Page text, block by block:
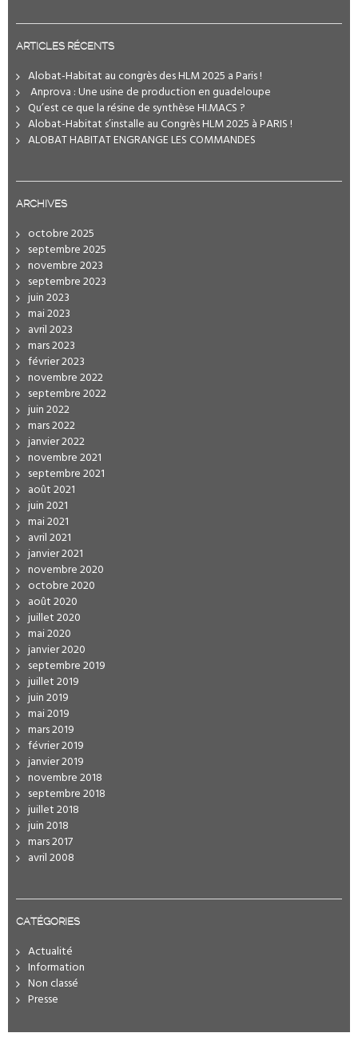
ARTICLES RÉCENTS
Alobat-Habitat au congrès des HLM 2025 a Paris !
️ Anprova : Une usine de production en guadeloupe
Qu’est ce que la résine de synthèse HI.MACS ?
Alobat-Habitat s’installe au Congrès HLM 2025 à PARIS !
ALOBAT HABITAT ENGRANGE LES COMMANDES
ARCHIVES
octobre 2025
septembre 2025
novembre 2023
septembre 2023
juin 2023
mai 2023
avril 2023
mars 2023
février 2023
novembre 2022
septembre 2022
juin 2022
mars 2022
janvier 2022
novembre 2021
septembre 2021
août 2021
juin 2021
mai 2021
avril 2021
janvier 2021
novembre 2020
octobre 2020
août 2020
juillet 2020
mai 2020
janvier 2020
septembre 2019
juillet 2019
juin 2019
mai 2019
mars 2019
février 2019
janvier 2019
novembre 2018
septembre 2018
juillet 2018
juin 2018
mars 2017
avril 2008
CATÉGORIES
Actualité
Information
Non classé
Presse